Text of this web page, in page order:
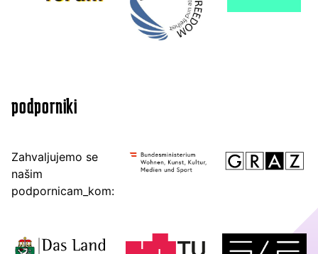
podporniki
Zahvaljujemo se
našim
podpornicam_kom: